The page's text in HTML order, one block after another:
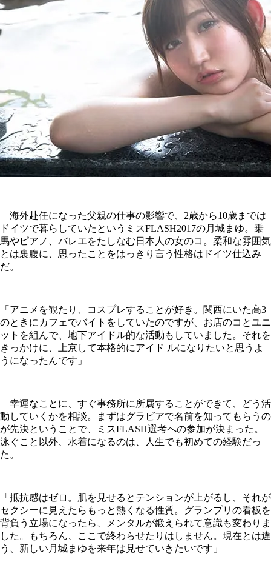
海外赴任になった父親の仕事の影響で、2歳から10歳までは
ドイツで暮らしていたというミスFLASH2017の月城まゆ。乗
馬やピアノ、バレエをたしなむ日本人の女のコ。柔和な雰囲気
とは裏腹に、思ったことをはっきり言う性格はドイツ仕込み
だ。
「アニメを観たり、コスプレすることが好き。関西にいた高3
のときにカフェでバイトをしていたのですが、お店のコとユニ
ットを組んで、地下アイドル的な活動もしていました。それを
きっかけに、上京して本格的にアイド ルになりたいと思うよ
うになったんです」
幸運なことに、すぐ事務所に所属することができて、どう活
動していくかを相談。まずはグラビアで名前を知ってもらうの
が先決ということで、ミスFLASH選考への参加が決まった。
泳ぐこと以外、水着になるのは、人生でも初めての経験だっ
た。
「抵抗感はゼロ。肌を見せるとテンションが上がるし、それが
セクシーに見えたらもっと熱くなる性質。グランプリの看板を
背負う立場になったら、メンタルが鍛えられて意識も変わりま
した。もちろん、ここで終わらせたりはしません。現在とは違
う、新しい月城まゆを来年は見せていきたいです」